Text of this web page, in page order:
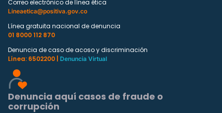
Correo electrónico de línea ética
Lineaetica@positiva.gov.co
Línea gratuita nacional de denuncia
01 8000 112 870
Denuncia de caso de acoso y discriminación
Línea: 6502200 |
Denuncia Virtual
Denuncia aquí casos de fraude o
corrupción